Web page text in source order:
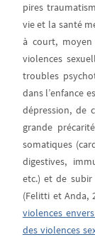
pires
vie et la santé
à court,
violences
troubles
dans l’enfance
dépression, de
grande
somatiques
digestives,
etc.) et de
(Felitti et Anda,
violences
des violences